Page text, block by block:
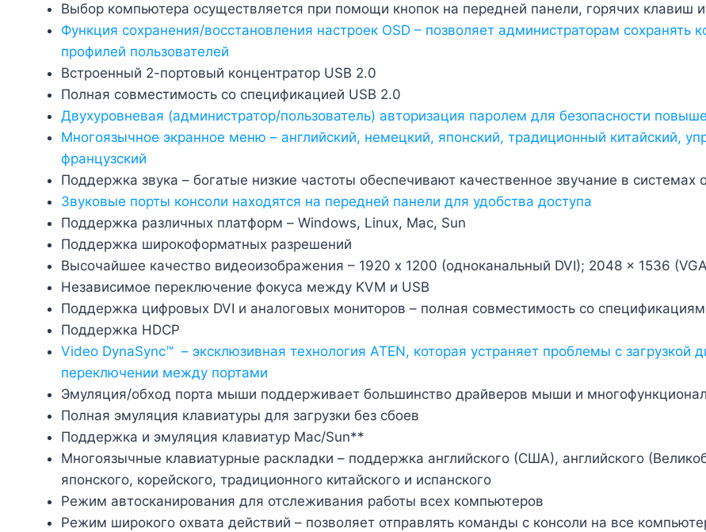
Выбор компьютера осуществляется при помощи кнопок на передней панели, горячих клавиш
Функция сохранения/восстановления настроек OSD – позволяет администраторам
профилей пользователей
Встроенный 2-портовый концентратор USB 2.0
Полная совместимость со спецификацией USB 2.0
Двухуровневая (администратор/пользователь) авторизация паролем для безопасности
Многоязычное экранное меню – английский, немецкий, японский, традиционный китайский,
французский
Поддержка звука – богатые низкие частоты обеспечивают качественное звучание в системах
Звуковые порты консоли находятся на передней панели для удобства доступа
Поддержка различных платформ – Windows, Linux, Mac, Sun
Поддержка широкоформатных разрешений
Высочайшее качество видеоизображения – 1920 x 1200 (одноканальный DVI); 2048 x 1536
Независимое переключение фокуса между KVM и USB
Поддержка цифровых DVI и аналоговых мониторов – полная совместимость со
Поддержка HDCP
Video DynaSync™ – эксклюзивная технология ATEN, которая устраняет проблемы с загрузкой
переключении между портами
Эмуляция/обход порта мыши поддерживает большинство драйверов мыши и
Полная эмуляция клавиатуры для загрузки без сбоев
Поддержка и эмуляция клавиатур Mac/Sun**
Многоязычные клавиатурные раскладки – поддержка английского (США), английского
японского, корейского, традиционного китайского и испанского
Режим автосканирования для отслеживания работы всех компьютеров
Режим широкого охвата действий – позволяет отправлять команды с консоли на все